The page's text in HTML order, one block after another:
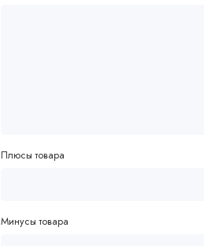
Плюсы товара
Минусы товара